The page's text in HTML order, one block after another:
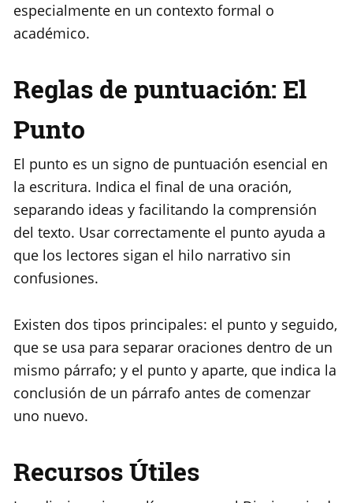
especialmente en un contexto formal o
académico.
Reglas de puntuación: El
Punto
El punto es un signo de puntuación esencial en
la escritura. Indica el final de una oración,
separando ideas y facilitando la comprensión
del texto. Usar correctamente el punto ayuda a
que los lectores sigan el hilo narrativo sin
confusiones.
Existen dos tipos principales: el punto y seguido,
que se usa para separar oraciones dentro de un
mismo párrafo; y el punto y aparte, que indica la
conclusión de un párrafo antes de comenzar
uno nuevo.
Recursos Útiles